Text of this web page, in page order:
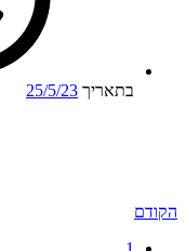
בתאריך 25/5/23
הקודם